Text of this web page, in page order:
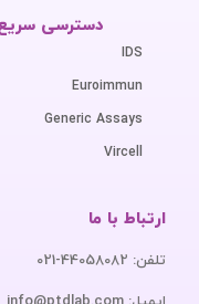
دسترسی
IDS
Euroimmun
Generic Assays
Vircell
ارتباط با ما
تلفن: 44058082-021